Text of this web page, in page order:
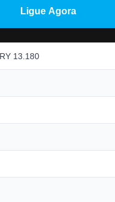
Ligue Agora
13.180